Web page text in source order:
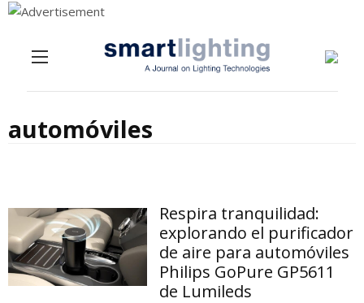
automóviles
Respira tranquilidad:
explorando el purificador
de aire para automóviles
Philips GoPure GP5611
de Lumileds